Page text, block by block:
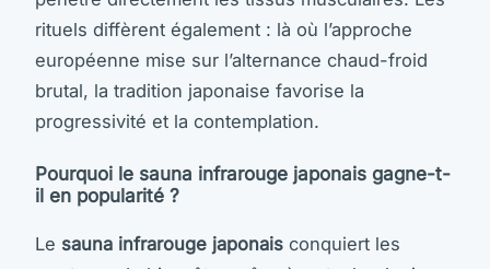
rituels diffèrent également : là où l’approche
européenne mise sur l’alternance chaud-froid
brutal, la tradition japonaise favorise la
progressivité et la contemplation.
Pourquoi le sauna infrarouge japonais gagne-t-
il en popularité ?
Le sauna infrarouge japonais conquiert les